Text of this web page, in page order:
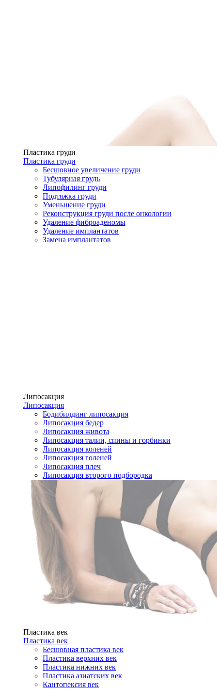
Пластика груди
Пластика груди
Бесшовное увеличение груди
Тубулярная грудь
Липофилинг груди
Подтяжка груди
Уменьшение груди
Реконструкция груди после онкологии
Удаление фиброаденомы
Удаление имплантатов
Замена имплантатов
Липосакция
Липосакция
Бодибилдинг липосакция
Липосакция бедер
Липосакция живота
Липосакция талии, спины и горбинки
Липосакция коленей
Липосакция голеней
Липосакция плеч
Липосакция второго подбородка
Пластика век
Пластика век
Бесшовная пластика век
Пластика верхних век
Пластика нижних век
Пластика азиатских век
Кантопексия век